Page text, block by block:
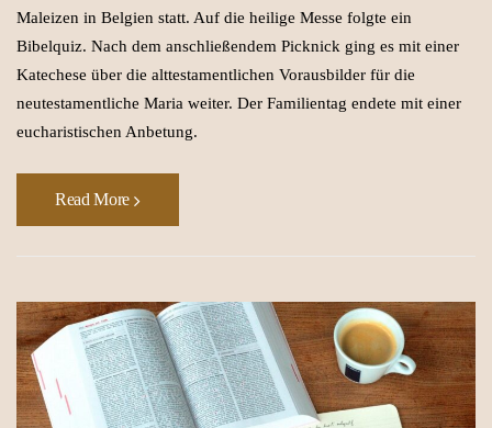
Maleizen in Belgien statt. Auf die heilige Messe folgte ein
Bibelquiz. Nach dem anschließendem Picknick ging es mit einer
Katechese über die alttestamentlichen Vorausbilder für die
neutestamentliche Maria weiter. Der Familientag endete mit einer
eucharistischen Anbetung.
Read More